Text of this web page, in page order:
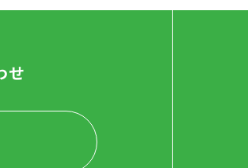
せ